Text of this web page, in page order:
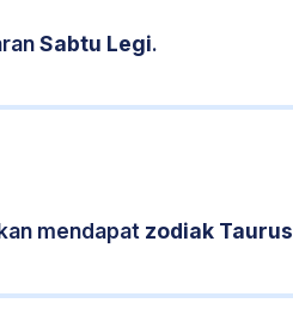
Sabtu Legi.
mendapat zodiak Taurus